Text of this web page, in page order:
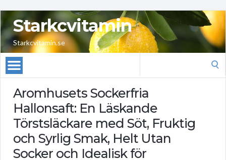
Starkcvitamin
Starkcvitamin.se
Aromhusets Sockerfria
Hallonsaft: En Läskande
Törstsläckare med Söt, Fruktig
och Syrlig Smak, Helt Utan
Socker och Idealisk för